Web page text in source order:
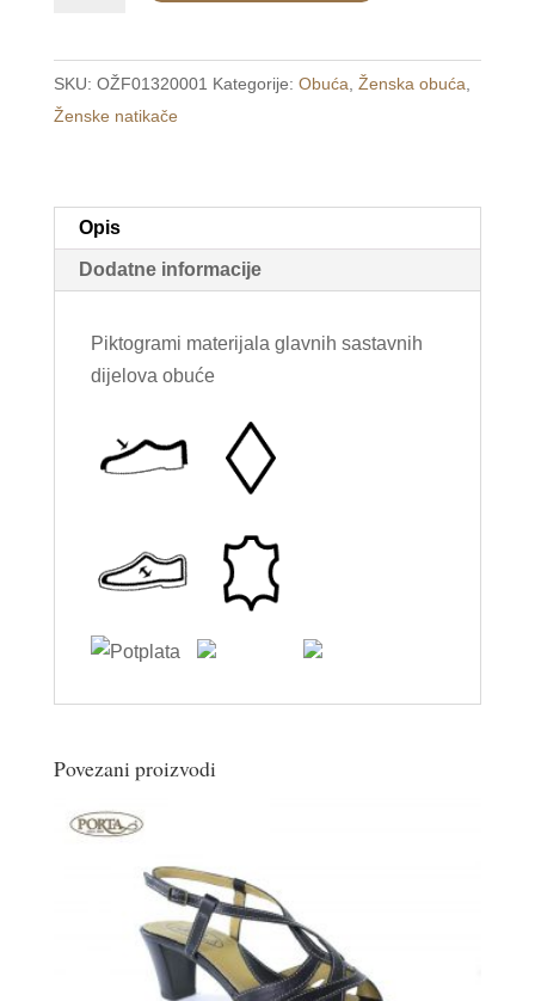
natikače
bež
/
količina
SKU: OŽF01320001 Kategorije: Obuća Ženska obuća
Ženske natikače
Opis
Dodatne informacije
Piktogrami materijala glavnih sastavnih
dijelova obuće
Povezani proizvodi